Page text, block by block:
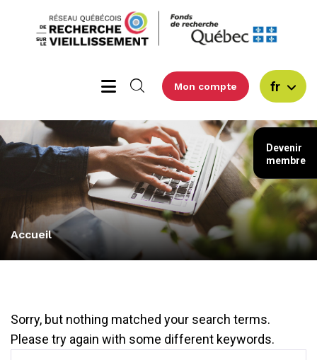
Mon compte fr
Accueil
Sorry, but nothing matched your search terms.
Please try again with some different keywords.
Devenir
membre